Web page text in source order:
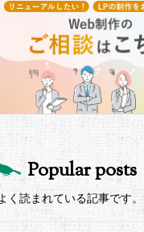
Popular posts
く読まれている記事です。